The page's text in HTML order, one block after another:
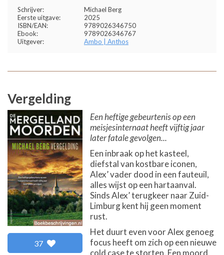
Schrijver:
Michael Berg
Eerste uitgave:
2025
ISBN/EAN:
9789026346750
Ebook:
9789026346767
Uitgever:
Ambo | Anthos
Vergelding
37
Een heftige gebeurtenis op een
meisjesinternaat heeft vijftig jaar
later fatale gevolgen...
Een inbraak op het kasteel,
diefstal van kostbare iconen,
Alex’ vader dood in een fauteuil,
alles wijst op een hartaanval.
Sinds Alex’ terugkeer naar Zuid-
Limburg kent hij geen moment
rust.
Het duurt even voor Alex genoeg
focus heeft om zich op een nieuwe
cold case te storten. Een moord